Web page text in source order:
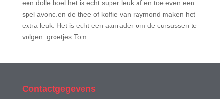
een dolle boel het is echt super leuk af en toe even een
spel avond.en de thee of koffie van raymond maken het
extra leuk. Het is echt een aanrader om de cursussen te
volgen. groetjes Tom
Contactgegevens